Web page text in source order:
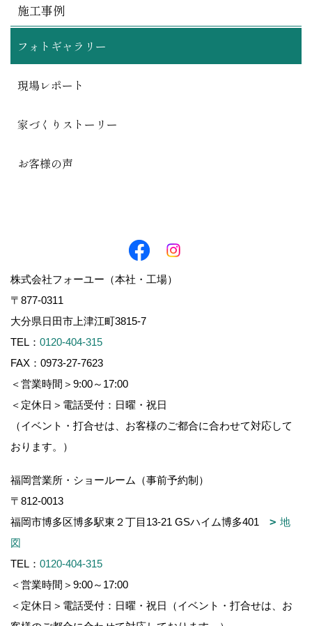
施工事例
フォトギャラリー
現場レポート
家づくりストーリー
お客様の声
株式会社フォーユー（本社・工場）
〒877-0311
大分県日田市上津江町3815-7
TEL： 0120-404-315
FAX：0973-27-7623
＜営業時間＞9:00～17:00
＜定休日＞電話受付：日曜・祝日
（イベント・打合せは、お客様のご都合に合わせて対応して
おります。）
福岡営業所・ショールーム（事前予約制）
〒812-0013
福岡市博多区博多駅東２丁目13-21 GSハイム博多401
地
図
TEL： 0120-404-315
＜営業時間＞9:00～17:00
＜定休日＞電話受付：日曜・祝日（イベント・打合せは、お